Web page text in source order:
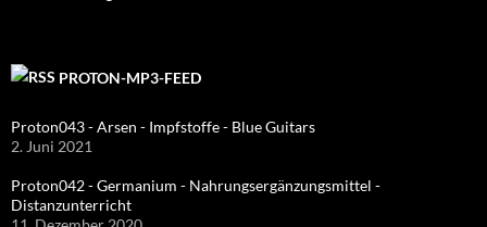
PROTON-MP3-FEED
Proton043 - Arsen - Impfstoffe - Blue Guitars
2. Juni 2021
Proton042 - Germanium - Nahrungsergänzungsmittel -
Distanzunterricht